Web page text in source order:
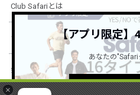
×
Club Safariとは
ショッピングガイド
会社概要・規約
【アプリ限定】
あなたの"Safari
詳しくは